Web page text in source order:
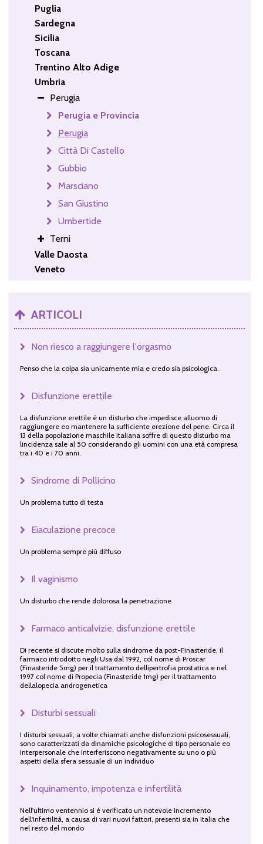
Puglia
Sardegna
Sicilia
Toscana
Trentino Alto Adige
Umbria
Perugia
Perugia e Provincia
Perugia
Città Di Castello
Gubbio
Marsciano
San Giustino
Umbertide
Terni
Valle Daosta
Veneto
ARTICOLI
Non riesco a raggiungere l'orgasmo
Penso che la colpa sia unicamente mia e credo sia psicologica.
Disfunzione erettile
La disfunzione erettile è un disturbo che impedisce alluomo di
raggiungere eo mantenere la sufficiente erezione del pene. Circa il
13 della popolazione maschile italiana soffre di questo disturbo ma
lincidenza sale al 50 considerando gli uomini con una età compresa
tra i 40 e i 70 anni.
Sindrome di Pollicino
Un problema tutto di testa
Eiaculazione precoce
Un problema sempre più diffuso
Il vaginismo
Un disturbo che rende dolorosa la penetrazione
Farmaco anticalvizie, disfunzione erettile
Di recente si discute molto sulla sindrome da post-Finasteride, il
farmaco introdotto negli Usa dal 1992, col nome di Proscar
(Finasteride 5mg) per il trattamento dellipertrofia prostatica e nel
1997 col nome di Propecia (Finasteride 1mg) per il trattamento
dellalopecia androgenetica
Disturbi sessuali
I disturbi sessuali, a volte chiamati anche disfunzioni psicosessuali,
sono caratterizzati da dinamiche psicologiche di tipo personale eo
interpersonale che interferiscono negativamente su uno o più
aspetti della sfera sessuale di un individuo
Inquinamento, impotenza e infertilità
Nell'ultimo ventennio si è verificato un notevole incremento
dell'infertilità, a causa di vari nuovi fattori, presenti sia in Italia che
nel resto del mondo